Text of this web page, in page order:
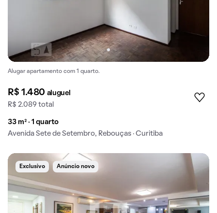
Alugar apartamento com 1 quarto.
R$ 1.480 aluguel
R$ 2.089 total
33 m² · 1 quarto
Avenida Sete de Setembro, Rebouças · Curitiba
Exclusivo Anúncio novo